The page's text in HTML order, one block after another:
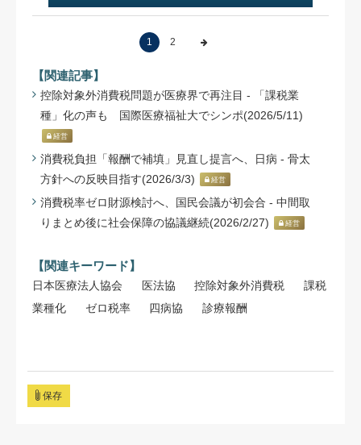
1 2
【関連記事】
控除対象外消費税問題が医療界で再注目 - 「課税業
種」化の声も 国際医療福祉大でシンポ(2026/5/11)
経営
消費税負担「報酬で補填」見直し提言へ、日病 - 骨太
方針への反映目指す(2026/3/3)
経営
消費税率ゼロ財源検討へ、国民会議が初会合 - 中間取
りまとめ後に社会保障の協議継続(2026/2/27)
経営
【関連キーワード】
日本医療法人協会 医法協 控除対象外消費税
課税
業種化
ゼロ税率 四病協 診療報酬
保存